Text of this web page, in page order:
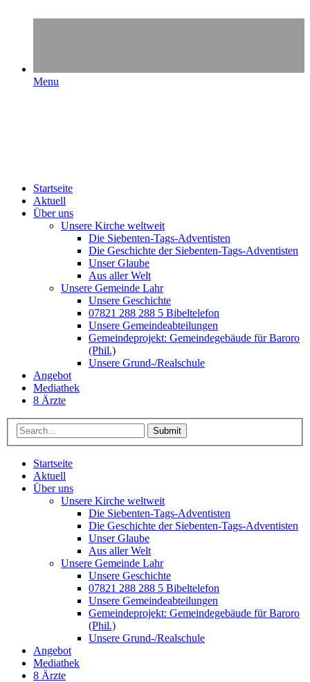
Menu
Startseite
Aktuell
Über uns
Unsere Kirche weltweit
Die Siebenten-Tags-Adventisten
Die Geschichte der Siebenten-Tags-Adventisten
Unser Glaube
Aus aller Welt
Unsere Gemeinde Lahr
Unsere Geschichte
07821 288 288 5 Bibeltelefon
Unsere Gemeindeabteilungen
Gemeindeprojekt: Gemeindegebäude für Baroro
(Phil.)
Unsere Grund-/Realschule
Angebot
Mediathek
8 Ärzte
Submit
Startseite
Aktuell
Über uns
Unsere Kirche weltweit
Die Siebenten-Tags-Adventisten
Die Geschichte der Siebenten-Tags-Adventisten
Unser Glaube
Aus aller Welt
Unsere Gemeinde Lahr
Unsere Geschichte
07821 288 288 5 Bibeltelefon
Unsere Gemeindeabteilungen
Gemeindeprojekt: Gemeindegebäude für Baroro
(Phil.)
Unsere Grund-/Realschule
Angebot
Mediathek
8 Ärzte